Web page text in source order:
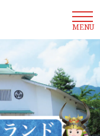
MENU